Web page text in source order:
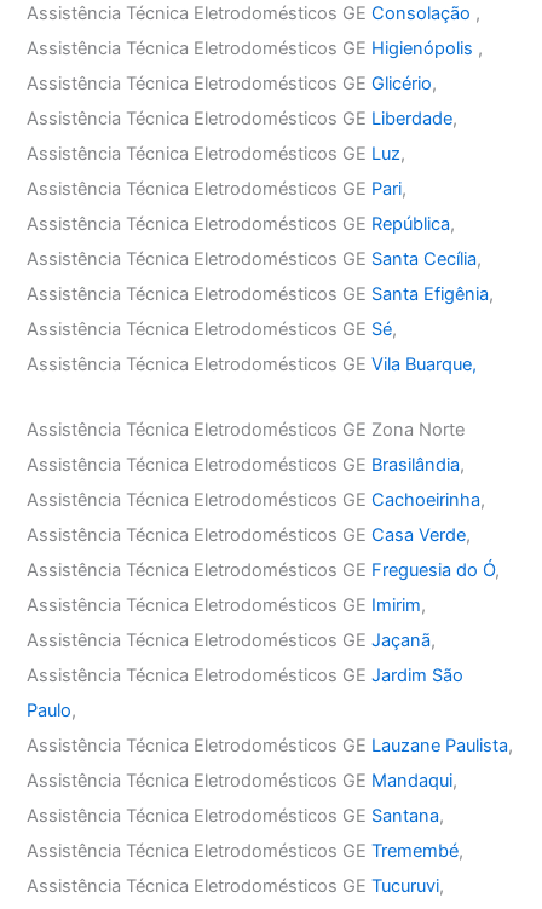
Assistência Técnica Eletrodomésticos GEConsolação ,
Assistência Técnica Eletrodomésticos GE Higienópolis ,
Assistência Técnica Eletrodomésticos GEGlicério,
Assistência Técnica Eletrodomésticos GE Liberdade,
Assistência Técnica Eletrodomésticos GE Luz,
Assistência Técnica Eletrodomésticos GE Pari,
Assistência Técnica Eletrodomésticos GE República,
Assistência Técnica Eletrodomésticos GE Santa Cecília,
Assistência Técnica Eletrodomésticos GE Santa Efigênia,
Assistência Técnica Eletrodomésticos GE Sé,
Assistência Técnica Eletrodomésticos GEVila Buarque,
Assistência Técnica Eletrodomésticos GE Zona Norte
Assistência Técnica Eletrodomésticos GE Brasilândia,
Assistência Técnica Eletrodomésticos GECachoeirinha,
Assistência Técnica Eletrodomésticos GECasa Verde,
Assistência Técnica Eletrodomésticos GE Freguesia do Ó,
Assistência Técnica Eletrodomésticos GE Imirim,
Assistência Técnica Eletrodomésticos GEJaçanã,
Assistência Técnica Eletrodomésticos GEJardim São
Paulo,
Assistência Técnica Eletrodomésticos GE Lauzane Paulista,
Assistência Técnica Eletrodomésticos GE Mandaqui,
Assistência Técnica Eletrodomésticos GE Santana,
Assistência Técnica Eletrodomésticos GETremembé,
Assistência Técnica Eletrodomésticos GETucuruvi,